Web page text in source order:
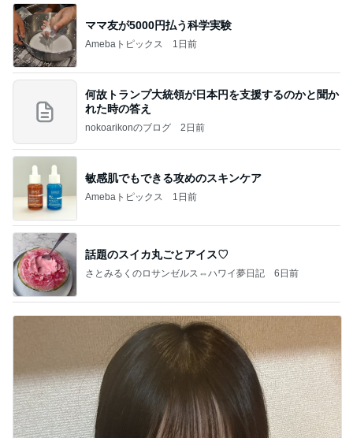
ママ友が5000円払う科学実験
Amebaトピックス 1日前
何故トランプ大統領が日本円を支援するのかと聞か
れた時の答え
nokoarikonのブログ 2日前
敏感肌でもできる攻めのスキンケア
Amebaトピックス 1日前
話題のスイカ丸ごとアイス♡
さとみるくのロサンゼルス⇔ハワイ夢日記 6日前